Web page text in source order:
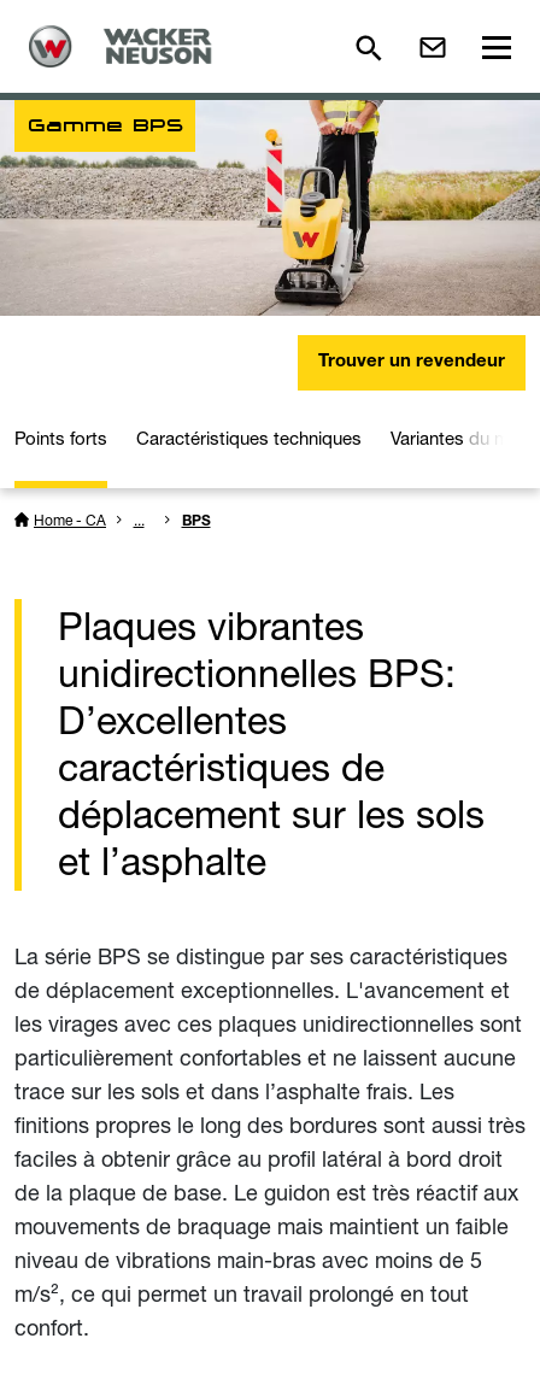
Gamme BPS
Trouver un revendeur
Points forts Caractéristiques techniques Variantes du
Home - CA ... BPS
Plaques vibrantes
unidirectionnelles BPS:
D’excellentes
caractéristiques de
déplacement sur les sols
et l’asphalte
La série BPS se distingue par ses caractéristiques
de déplacement exceptionnelles. L'avancement et
les virages avec ces plaques unidirectionnelles sont
particulièrement confortables et ne laissent aucune
trace sur les sols et dans l’asphalte frais. Les
finitions propres le long des bordures sont aussi très
faciles à obtenir grâce au profil latéral à bord droit
de la plaque de base. Le guidon est très réactif aux
mouvements de braquage mais maintient un faible
niveau de vibrations main-bras avec moins de 5
m/s², ce qui permet un travail prolongé en tout
confort.